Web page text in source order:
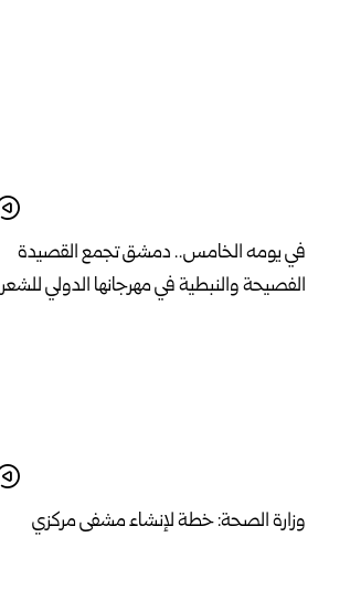
في يومه الخامس.. دمشق تجمع القصيدة
الفصيحة والنبطية في مهرجانها الدولي للشعر
وزارة الصحة: خطة لإنشاء مشفى مركزي